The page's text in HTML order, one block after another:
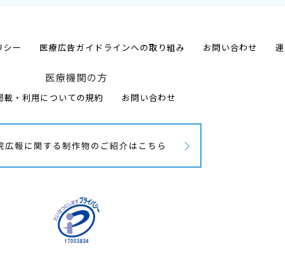
シー 医療広告ガイドラインへの取り組み お問い合わせ
医療機関の方
載・利用についての規約 お問い合わせ